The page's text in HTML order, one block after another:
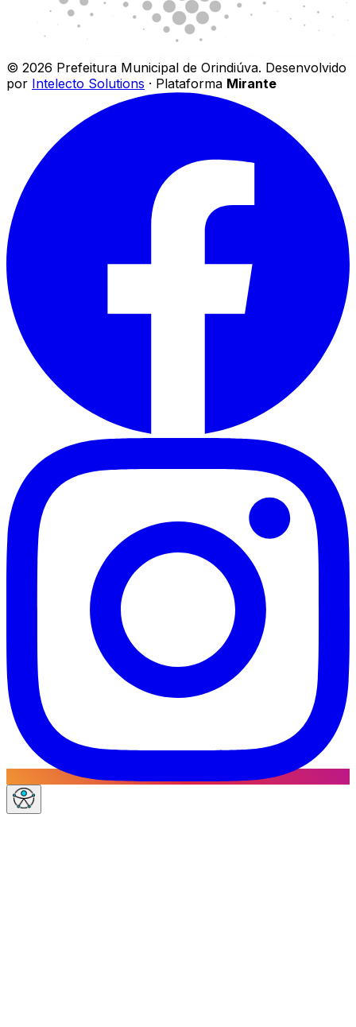
© 2026 Prefeitura Municipal de Orindiúva. Desenvolvido
por Intelecto Solutions · Plataforma Mirante